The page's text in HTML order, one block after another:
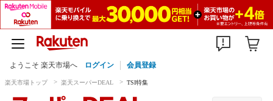
ようこそ 楽天市場へ ログイン 会員登録
楽天市場トップ 楽天スーパーDEAL TSI特集